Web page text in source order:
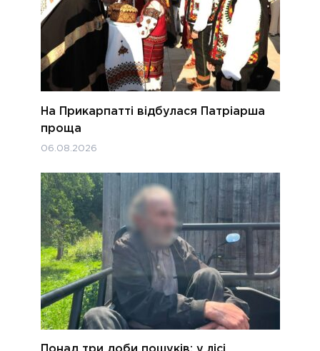
На Прикарпатті відбулася Патріарша
проща
06.08.2026